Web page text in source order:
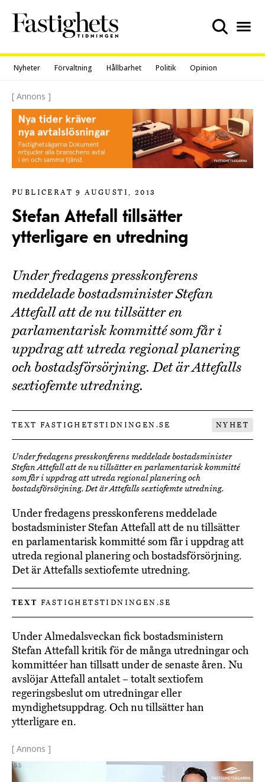
content
Nyheter Förvaltning Hållbarhet Politik Opinion
[ Annons ]
PUBLICERAT 9 AUGUSTI, 2013
Stefan Attefall tillsätter
ytterligare en utredning
Under fredagens presskonferens
meddelade bostadsminister Stefan
Attefall att de nu tillsätter en
parlamentarisk kommitté som får i
uppdrag att utreda regional planering
och bostadsförsörjning. Det är Attefalls
sextiofemte utredning.
TEXT FASTIGHETSTIDNINGEN.SE NYHET
Under fredagens presskonferens meddelade bostadsminister
Stefan Attefall att de nu tillsätter en parlamentarisk kommitté
som får i uppdrag att utreda regional planering och
bostadsförsörjning. Det är Attefalls sextiofemte utredning.
Under fredagens presskonferens meddelade
bostadsminister Stefan Attefall att de nu tillsätter
en parlamentarisk kommitté som får i uppdrag att
utreda regional planering och bostadsförsörjning.
Det är Attefalls sextiofemte utredning.
TEXT FASTIGHETSTIDNINGEN.SE
Under Almedalsveckan fick bostadsministern
Stefan Attefall kritik för de många utredningar och
kommittéer han tillsatt under de senaste åren. Nu
avslöjar Attefall antalet – totalt sextiofem
regeringsbeslut om utredningar eller
myndighetsuppdrag. Och nu tillsätter han
ytterligare en.
[ Annons ]